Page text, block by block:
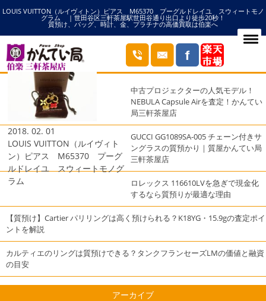
LOUIS VUITTON（ルイヴィトン）ピアス M65370 プーグルドレイユ スウィートモノ
グラム | 世田谷区三軒茶屋駅世田谷通り出口より徒歩20秒！
質預け、バッグ、時計、金、プラチナの高価買取は伯楽へ
HOME スウィートモノグラムの記事一覧
ブログ
2018. 02. 01
LOUIS VUITTON（ルイヴィト
ン）ピアス M65370 プーグ
ルドレイユ スウィートモノグ
ラム
最近の投稿
中古プロジェクターの人気モデル！
NEBULA Capsule Airを査定！かんてい
局三軒茶屋店
GUCCI GG1089SA-005 チェーン付きサ
ングラスの質預かり｜質屋かんてい局
三軒茶屋店
ロレックス 116610LVを急ぎで現金化
するなら質預りが最適な理由
【質預け】Cartier パリリングは高く預けられる？K18YG・15.9gの査定ポイ
ントを解説
カルティエのリングは質預けできる？タンクフランセーズLMの価値と融資
の目安
アーカイブ